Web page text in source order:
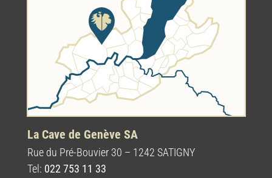
La Cave de Genève SA
Rue du Pré-Bouvier 30 – 1242 SATIGNY
Tel: 022 753 11 33